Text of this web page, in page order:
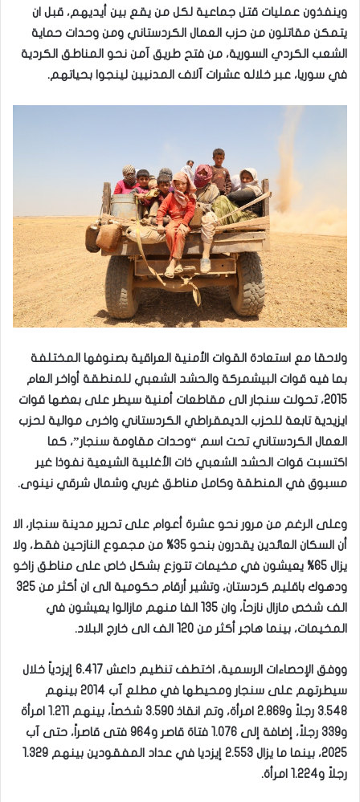
وينفذون عمليات قتل جماعية لكل من يقع بين أيديهم، قبل ان
يتمكن مقاتلون من حزب العمال الكردستاني ومن وحدات حماية
الشعب الكردي السورية، من فتح طريق آمن نحو المناطق الكردية
في سوريا، عبر خلاله عشرات آلاف المدنيين لينجوا بحياتهم.
ولاحقا مع استعادة القوات الأمنية العراقية بصنوفها المختلفة
بما فيه قوات البيشمركة والحشد الشعبي للمنطقة أواخر العام
2015، تحولت سنجار الى مقاطعات أمنية سيطر على بعضها قوات
ايزيدية تابعة للحزب الديمقراطي الكردستاني واخرى موالية لحزب
العمال الكردستاني تحت اسم “وحدات مقاومة سنجار”، كما
اكتسبت قوات الحشد الشعبي ذات الأغلبية الشيعية نفوذا غير
مسبوق في المنطقة وكامل مناطق غربي وشمال شرقي نينوى.
وعلى الرغم من مرور نحو عشرة أعوام على تحرير مدينة سنجار، الا
أن السكان العائدين يقدرون بنحو 35% من مجموع النازحين فقط، ولا
يزال 65% يعيشون في مخيمات تتوزع بشكل خاص على مناطق زاخو
ودهوك باقليم كردستان، وتشير أرقام حكومية الى ان أكثر من 325
الف شخص مازال نازحاً، وان 135 الفا منهم مازالوا يعيشون في
المخيمات، بينما هاجر أكثر من 120 الف الى خارج البلاد.
ووفق الإحصاءات الرسمية، اختطف تنظيم داعش 6.417 إيزدياً خلال
سيطرتهم على سنجار ومحيطها في مطلع آب 2014 بينهم
3.548 رجلاً و2.869 امرأة، وتم انقاذ 3.590 شخصاً، بينهم 1.211 امرأة
و339 رجلاً، إضافة إلى 1.076 فتاة قاصر و964 فتى قاصراً، حتى آب
2025، بينما ما يزال 2.553 إيزديا في عداد المفقودين بينهم 1.329
رجلاً و1.224 امرأة.